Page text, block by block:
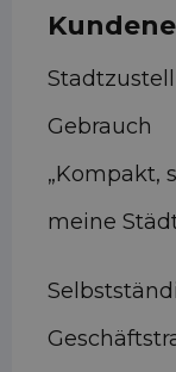
Gebrauch
„Kompakt,
meine